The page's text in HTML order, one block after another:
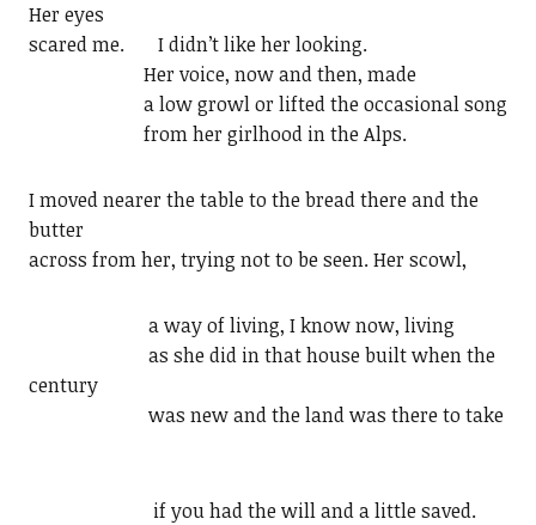
Her eyes
scared me. I didn’t like her looking.
Her voice, now and then, made
a low growl or lifted the occasional song
from her girlhood in the Alps.
I moved nearer the table to the bread there and the
butter
across from her, trying not to be seen. Her scowl,
a way of living, I know now, living
as she did in that house built when the
century
was new and the land was there to take
if you had the will and a little saved.